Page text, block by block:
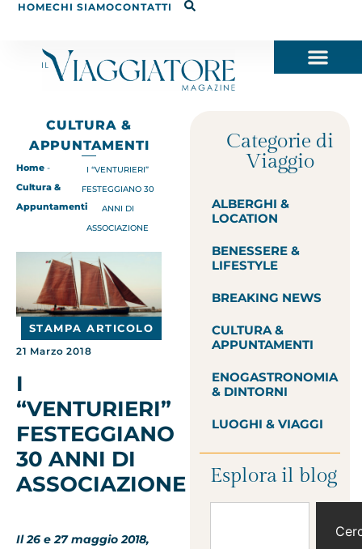
HOMECHI SIAMOCONTATTI
CULTURA &
APPUNTAMENTI
Home -
Cultura &
Appuntamenti
I “VENTURIERI”
FESTEGGIANO 30
ANNI DI
ASSOCIAZIONE
STAMPA ARTICOLO
21 Marzo 2018
I
“VENTURIERI”
FESTEGGIANO
30 ANNI DI
ASSOCIAZIONE
Il 26 e 27 maggio 2018,
Categorie di
Viaggio
ALBERGHI &
LOCATION
BENESSERE &
LIFESTYLE
BREAKING NEWS
CULTURA &
APPUNTAMENTI
ENOGASTRONOMIA
& DINTORNI
LUOGHI & VIAGGI
Esplora il blog